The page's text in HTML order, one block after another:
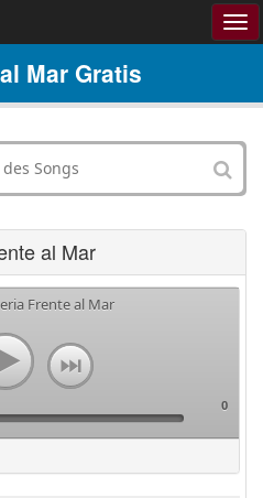
Mar Gratis
al Mar
Frente al Mar
0